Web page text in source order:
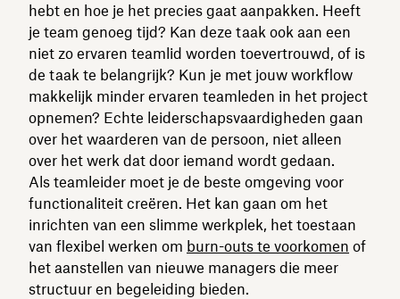
hebt en hoe je het precies gaat aanpakken. Heeft
je team genoeg tijd? Kan deze taak ook aan een
niet zo ervaren teamlid worden toevertrouwd, of is
de taak te belangrijk? Kun je met jouw workflow
makkelijk minder ervaren teamleden in het project
opnemen? Echte leiderschapsvaardigheden gaan
over het waarderen van de persoon, niet alleen
over het werk dat door iemand wordt gedaan.
Als teamleider moet je de beste omgeving voor
functionaliteit creëren. Het kan gaan om het
inrichten van een slimme werkplek, het toestaan
van flexibel werken om burn-outs te voorkomen of
het aanstellen van nieuwe managers die meer
structuur en begeleiding bieden.